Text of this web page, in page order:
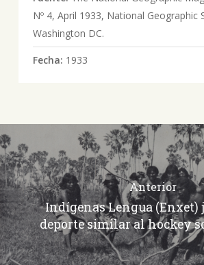
Nº 4, April 1933, National Geographic
Washington DC.
Fecha: 1933
Anterior
Indígenas Lengua (Enxet)
deporte similar al hockey